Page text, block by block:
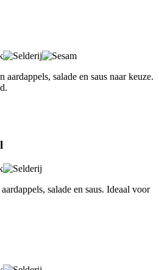
aardappels, salade en saus naar keuze.
salade en saus. Ideaal voor